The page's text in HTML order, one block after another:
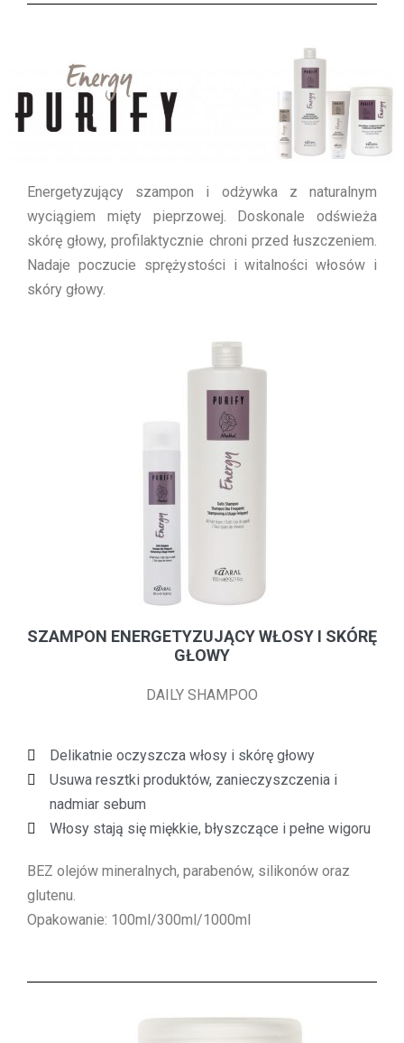
Energetyzujący szampon i odżywka z naturalnym
wyciągiem mięty pieprzowej. Doskonale odświeża
skórę głowy, profilaktycznie chroni przed łuszczeniem.
Nadaje poczucie sprężystości i witalności włosów i
skóry głowy.
SZAMPON ENERGETYZUJĄCY WŁOSY I SKÓRĘ
GŁOWY
DAILY SHAMPOO
Delikatnie oczyszcza włosy i skórę głowy
Usuwa resztki produktów, zanieczyszczenia i
nadmiar sebum
Włosy stają się miękkie, błyszczące i pełne wigoru
BEZ olejów mineralnych, parabenów, silikonów oraz
glutenu.
Opakowanie: 100ml/300ml/1000ml